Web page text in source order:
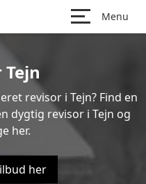
Menu
Tejn
revisor i Tejn? Find en
dygtig revisor i Tejn og
her.
her